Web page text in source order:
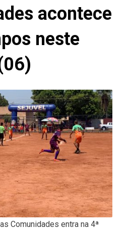
acontece
neste
Comunidades entra na 4ª